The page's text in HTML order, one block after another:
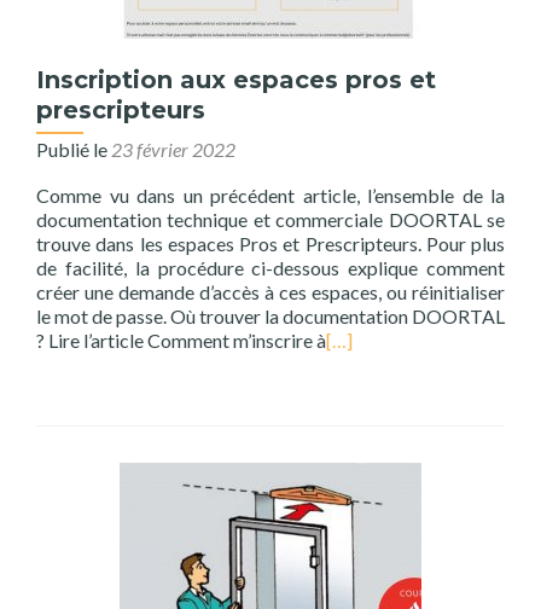
Inscription aux espaces pros et
prescripteurs
Publié le 23 février 2022
Comme vu dans un précédent article, l’ensemble de la
documentation technique et commerciale DOORTAL se
trouve dans les espaces Pros et Prescripteurs. Pour plus
de facilité, la procédure ci-dessous explique comment
créer une demande d’accès à ces espaces, ou réinitialiser
le mot de passe. Où trouver la documentation DOORTAL
? Lire l’article Comment m’inscrire à[…]